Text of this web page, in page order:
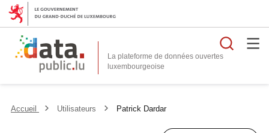
La plateforme de données ouvertes
Accueil Utilisateurs Patrick Dardar